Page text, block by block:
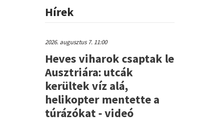
Hírek
2026. augusztus 7. 11:00
Heves viharok csaptak le
Ausztriára: utcák
kerültek víz alá,
helikopter mentette a
túrázókat - videó